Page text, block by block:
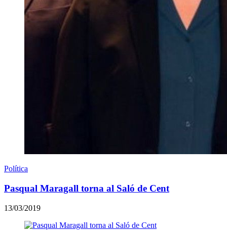
Política
Pasqual Maragall torna al Saló de Cent
13/03/2019